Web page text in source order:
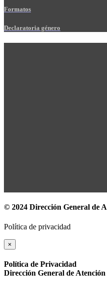
Formatos
Declaratoria género
© 2024 Dirección General de
Política de privacidad
×
Política de Privacidad
Dirección General de